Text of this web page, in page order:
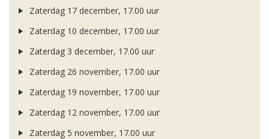
Zaterdag 17 december, 17.00 uur
Zaterdag 10 december, 17.00 uur
Zaterdag 3 december, 17.00 uur
Zaterdag 26 november, 17.00 uur
Zaterdag 19 november, 17.00 uur
Zaterdag 12 november, 17.00 uur
Zaterdag 5 november, 17.00 uur